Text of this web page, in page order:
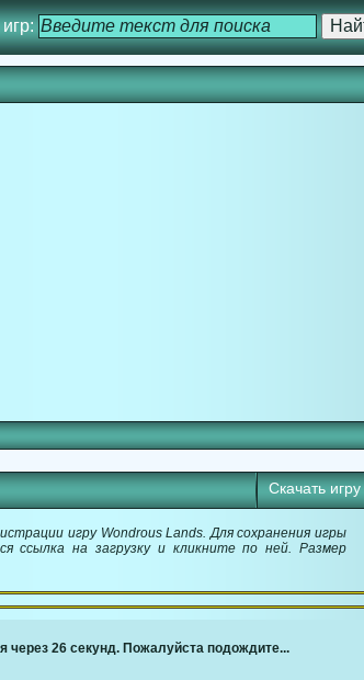
Скачать игру
игру Wondrous Lands. Для сохранения игры
ссылка на загрузку и кликните по ней. Размер
25 секунд. Пожалуйста подождите...